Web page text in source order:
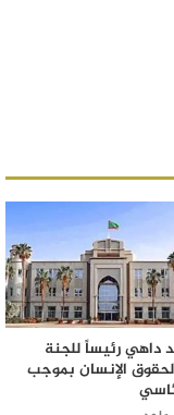
داهي رئيساً للجنة
الإنسان بموجب